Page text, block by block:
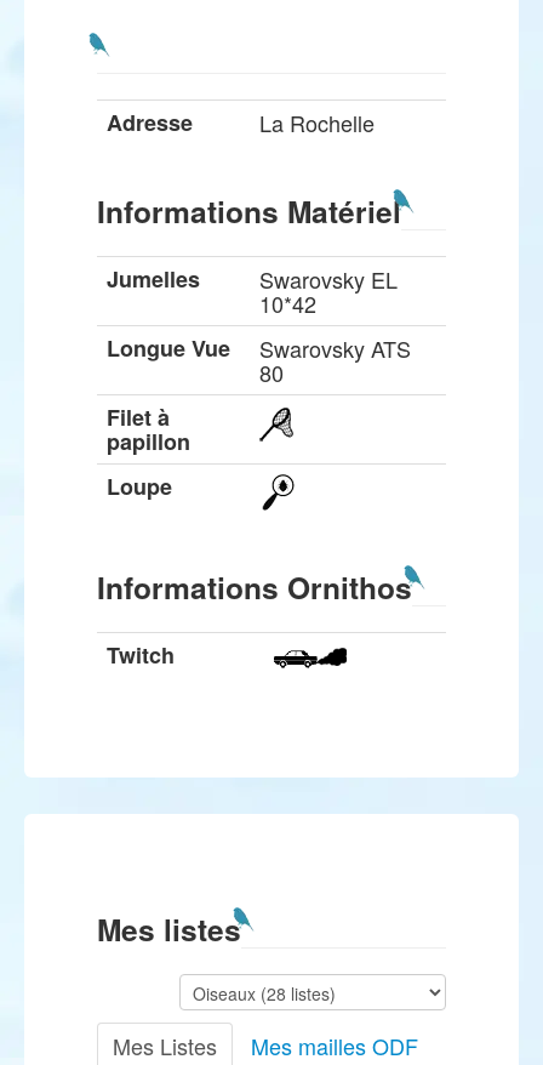
Adresse La Rochelle
Informations Matériel
Jumelles Swarovsky EL
10*42
Longue Vue
Swarovsky ATS
80
Filet à
papillon
Loupe
Informations Ornithos
Twitch
Mes listes
Mes Listes Mes mailles ODF